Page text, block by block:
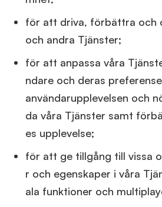
för att driva, förbättra och
och andra Tjänster;
för att anpassa våra
ndare och deras
användarupplevelsen och
da våra Tjänster samt
es upplevelse;
för att ge tillgång till vissa
r och egenskaper i våra
ala funktioner och